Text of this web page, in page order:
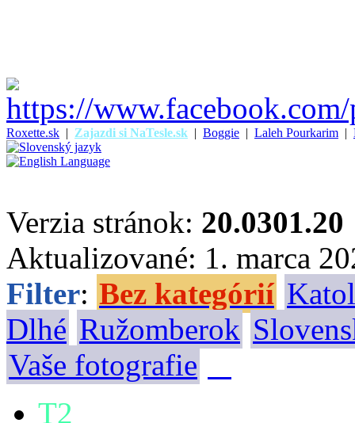
Roxette.sk | Zajazdi si NaTesle.sk | Boggie | Laleh Pourkarim |
Verzia stránok: 20.0301.20
Aktualizované: 1. marca
Filter: Bez kategórií
Dlhé Ružomberok
Vaše fotografie
T2